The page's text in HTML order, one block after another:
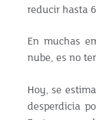
reducir hasta
En muchas
nube, es no
Hoy, se
desperdicia